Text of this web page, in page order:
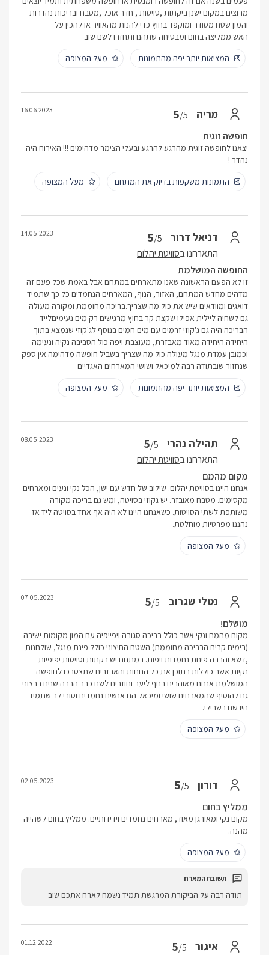
מרוצים.במקום ישנן ביקתות ,סויטות , חדר אוכל ,מטבח ובריכות נהדרות
והמון שטח מסודר ומוקפד בחוץ כדי להנות מהאוויר או להכין על
האש.ממליצה בחום ומבטיחה שתהנו ותחזרו לשם שוב
המציאות יותר יפה מהתמונות
מעל המצופה
מריה 5/5
16.06.2023
חופשה זוגית
יצאנו לחופשה זוגית מהרגע להרגע ובעלי הצימר מדהימים !!! האירוח היה
נהדר !
התמונות משקפות בדיוק את המתחם
מעל המצופה
דניאל דרור 5/5
התארחנו בסוויטת יהלום
14.05.2023
החופשה המושלמת
זו לא הפעם הראשונה שאנו מתארחים במתחם אבל באמת שכל פעם זה
מדהים מחדש המתחם, האזור, הנוף, המארחים הנחמדים כל כך שתמיד
דואגים ומוודאים שיש את כול מה שצריך.בריכה מחוממת ומקורה מעולה
גם לשחיה ליילית אפילו שקצת קר בחוץ מרגישים רק מים נעימיםלייד
הבריכה היה גם ג'קוזי זרמים עם מים חמים בנוסף לג'קוזי שנמצא בתוך
היחידה.היחידה מאוד מאבזרת, מעוצבת ויפה כול הסביבה נקיה ונעימה
וכמובן עמדת מנגל מעולה כול מה שצריך בשביל חופשה מדהימה.אין ספק
שנחזור שובתודה רבה למיכאל ושושי המארחים האגדיים
המציאות יותר יפה מהתמונות
מעל המצופה
תהילה נהרי 5/5
התארחנו בסוויטת יהלום
08.05.2023
מקום מהמם
אנחנו היינו בסוויטת יהלום. שילוב של חדש עם ישן, הכל נקי ונעים ומארחים
מקסימים. מטבח מאובזר. יש גקוזי בסויטה, ומש גם בריכה מקורה
משותפת לשתי הסויטות. כשאנחנו היינו לא היה אף אחד בסויטה ליד אז
נהננו מפרטיות מוחלטת.
מעל המצופה
נטלי שגרוב 5/5
07.05.2023
מושלם!
מקום מהמם ונקי אשר כולל בריכה סגורה ויפייפיה עם המון מקומות ישיבה
(בימים קרים הבריכה מחוממת) השטח החיצוני כולל פינת מנגל, שולחנות
,דשא והרבה פינות נחמדות ויפות. במתחם יש בקתות וסויטות יפיפיות
נקיות אשר כוללות בתוכן את כל הנוחות והאבזרים שתצטרכו לחופשה
המושלמת אנחנו מאוהבים בנוף ליער וחוזרים לשם כבר הרבה שנים ברצוני
גם להוסיף שהמארחים שושי ומיכאל הם אנשים נחמדים וטובי לב שתמיד
היו שם בשבילי.
מעל המצופה
דורון 5/5
02.05.2023
ממליץ בחום
מקום נקי ומאורגן מאוד, מארחים נחמדים וידידותיים. ממליץ בחום לשהייה
מהנה.
מעל המצופה
תודה רבה על הביקורת המרגשת תמיד נשמח לארח אתכם שוב
איגור 5/5
01.12.2022